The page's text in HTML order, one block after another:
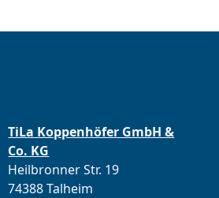
TiLa Koppenhöfer GmbH &
Co. KG
Heilbronner Str. 19
74388 Talheim